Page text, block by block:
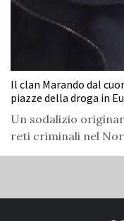
Il clan Marando dal
piazze della droga in
Un sodalizio
reti criminali nel